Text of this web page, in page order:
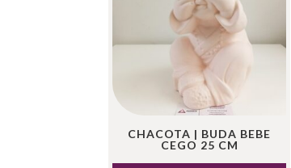
CHACOTA | BUDA BEBE
CEGO 25 CM